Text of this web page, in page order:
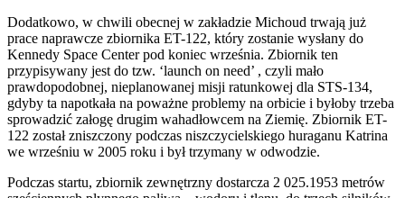
Dodatkowo, w chwili obecnej w zakładzie Michoud trwają już
prace naprawcze zbiornika ET-122, który zostanie wysłany do
Kennedy Space Center pod koniec września. Zbiornik ten
przypisywany jest do tzw. ‘launch on need’ , czyli mało
prawdopodobnej, nieplanowanej misji ratunkowej dla STS-134,
gdyby ta napotkała na poważne problemy na orbicie i byłoby trzeba
sprowadzić załogę drugim wahadłowcem na Ziemię. Zbiornik ET-
122 został zniszczony podczas niszczycielskiego huraganu Katrina
we wrześniu w 2005 roku i był trzymany w odwodzie.
Podczas startu, zbiornik zewnętrzny dostarcza 2 025.1953 metrów